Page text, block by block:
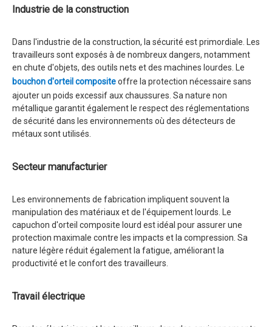
Industrie de la construction
Dans l'industrie de la construction, la sécurité est primordiale. Les
travailleurs sont exposés à de nombreux dangers, notamment
en chute d'objets, des outils nets et des machines lourdes. Le
bouchon d'orteil compositeoffre la protection nécessaire sans
ajouter un poids excessif aux chaussures. Sa nature non
métallique garantit également le respect des réglementations
de sécurité dans les environnements où des détecteurs de
métaux sont utilisés.
Secteur manufacturier
Les environnements de fabrication impliquent souvent la
manipulation des matériaux et de l'équipement lourds. Le
capuchon d'orteil composite lourd est idéal pour assurer une
protection maximale contre les impacts et la compression. Sa
nature légère réduit également la fatigue, améliorant la
productivité et le confort des travailleurs.
Travail électrique